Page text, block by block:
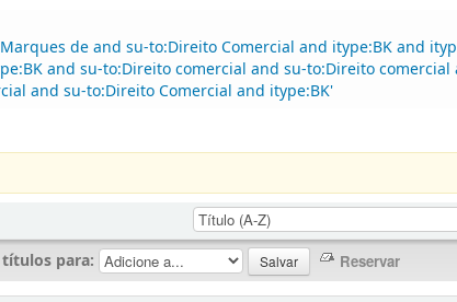
de and su-to:Direito Comercial and itype:BK and
and su-to:Direito comercial and su-to:Direito comercial
and su-to:Direito Comercial and itype:BK'
para: